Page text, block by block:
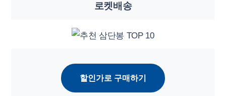
로켓배송
할인가로 구매하기